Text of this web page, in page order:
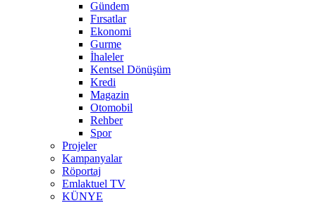
Gündem
Fırsatlar
Ekonomi
Gurme
İhaleler
Kentsel Dönüşüm
Kredi
Magazin
Otomobil
Rehber
Spor
Projeler
Kampanyalar
Röportaj
Emlaktuel TV
KÜNYE